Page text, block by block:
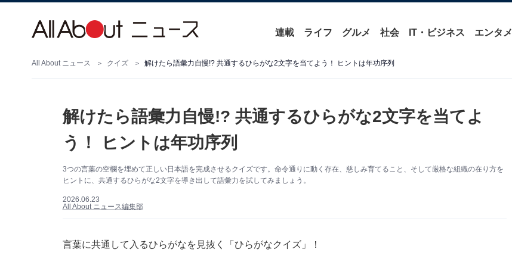
連載 ライフ グルメ 社会 IT・ビジネス エンタメ
All About ニュース クイズ 解けたら語彙力自慢!? 共通するひらがな2文字を当てよう！ ヒントは年功序列
解けたら語彙力自慢!? 共通するひらがな2文字を当てよ
う！ ヒントは年功序列
3つの言葉の空欄を埋めて正しい日本語を完成させるクイズです。命令通りに動く存在、慈しみ育てること、そして厳格な組織の在り方を
ヒントに、共通するひらがな2文字を導き出して語彙力を試してみましょう。
2026.06.23
All About ニュース編集部
言葉に共通して入るひらがなを見抜く「ひらがなクイズ」！